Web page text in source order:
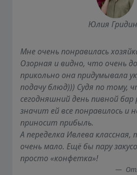
Юлия
Мне очень понравилась
Озорная и видно, что очень
прикольно она придумывала
подачу блюд))) Судя по тому,
сегодняшний день пивной
значит ей все понравилось и
приносит прибыль.
А переделка Ивлева
очень мало. Ещё бы пару
просто «конфетка»!